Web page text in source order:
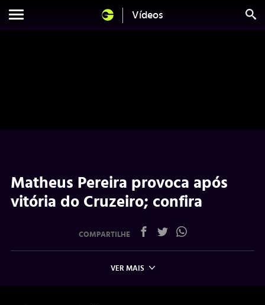
Vídeos
Matheus Pereira provoca após
vitória do Cruzeiro; confira
COMPARTILHE
VER MAIS